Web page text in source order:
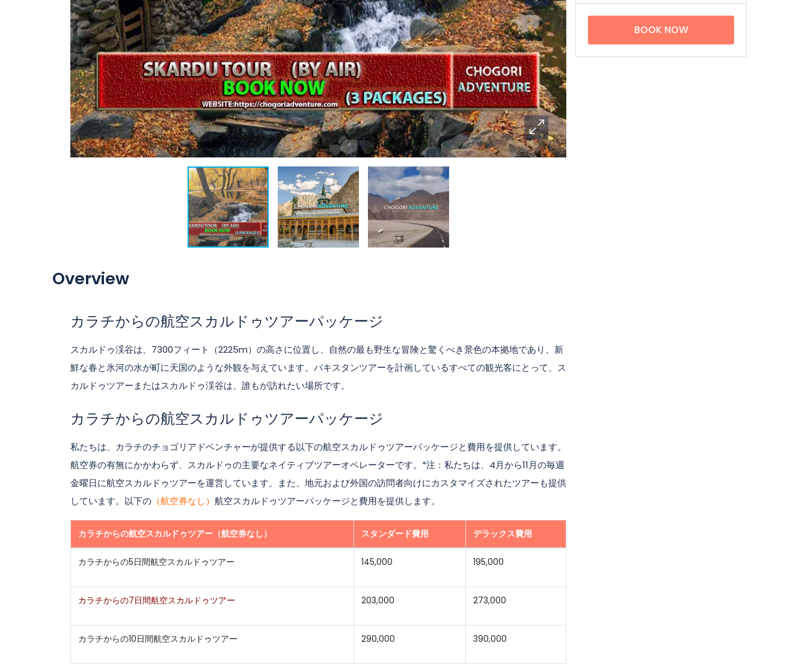
Overview
カラチからの航空スカルドゥツアーパッケージ
スカルドゥ渓谷は、7300フィート（2225m）の高さに位置し、自然の最も野生な冒険と驚くべき景色の本拠地であり、新
鮮な春と氷河の水が町に天国のような外観を与えています。パキスタンツアーを計画しているすべての観光客にとって、ス
カルドゥツアーまたはスカルドゥ渓谷は、誰もが訪れたい場所です。
カラチからの航空スカルドゥツアーパッケージ
私たちは、カラチのチョゴリアドベンチャーが提供する以下の航空スカルドゥツアーパッケージと費用を提供しています。
航空券の有無にかかわらず、スカルドゥの主要なネイティブツアーオペレーターです。*注：私たちは、4月から11月の毎週
金曜日に航空スカルドゥツアーを運営しています。また、地元および外国の訪問者向けにカスタマイズされたツアーも提供
しています。以下の （航空券なし） 航空スカルドゥツアーパッケージと費用を提供します。
カラチからの航空スカルドゥツアー （航空券なし） スタンダード費用 デラックス費用
カラチからの5日間航空スカルドゥツアー 145,000 195,000
カラチからの7日間航空スカルドゥツアー 203,000 273,000
カラチからの10日間航空スカルドゥツアー 290,000 390,000
BOOK NOW